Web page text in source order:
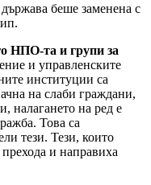
беше заменена с
НПО-та и групи за
и управленските
институции са
на слаби граждани,
налагането на ред е
Това са
тези. Тези, които
и направиха